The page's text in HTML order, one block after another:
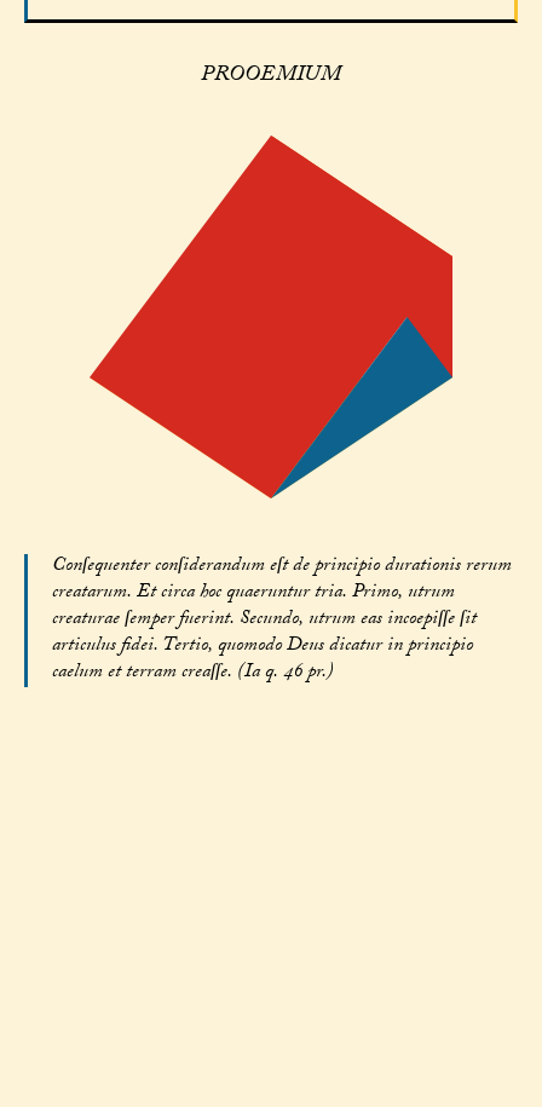
PROOEMIUM
Conſequenter conſiderandum eſt de principio durationis rerum
creatarum. Et circa hoc quaeruntur tria. Primo, utrum
creaturae ſemper fuerint. Secundo, utrum eas incoepiſſe ſit
articulus fidei. Tertio, quomodo Deus dicatur in principio
caelum et terram creaſſe. (Ia q. 46 pr.)